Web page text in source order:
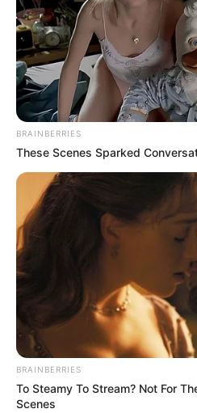
BRAINBERRIES
These Scenes Sparked
BRAINBERRIES
To Steamy To Stream? Not For
Scenes